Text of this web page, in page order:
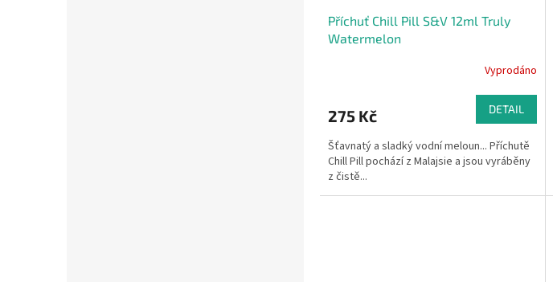
Příchuť Chill Pill S&V 12ml Truly
Watermelon
Vyprodáno
275 Kč DETAIL
Šťavnatý a sladký vodní meloun... Příchutě
Chill Pill pochází z Malajsie a jsou vyráběny
z čistě...